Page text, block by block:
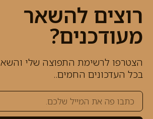
רוצים להשאר
מעודכנים?
הצטרפו לרשימת התפוצה שלי
בכל העדכונים החמים..